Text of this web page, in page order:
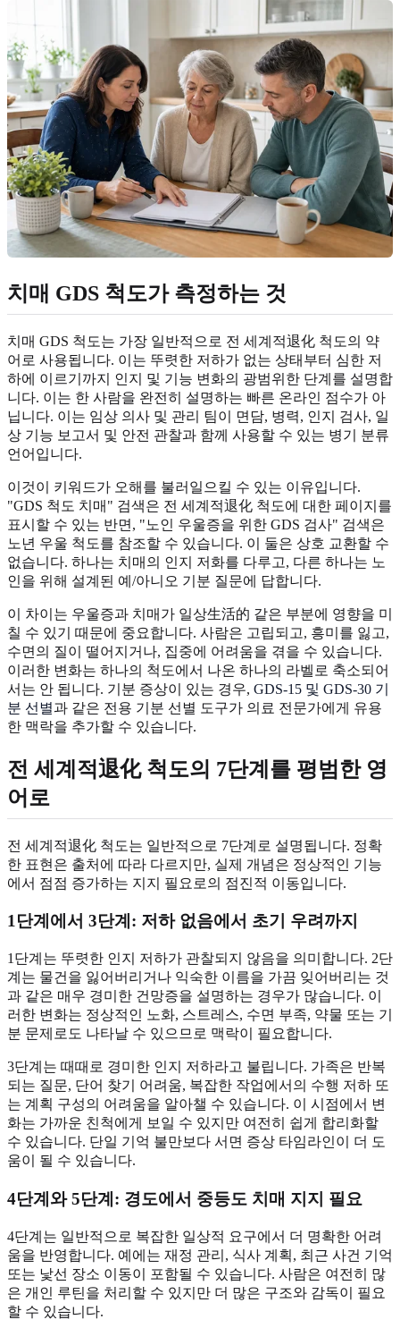
치매 GDS 척도가 측정하는 것
치매 GDS 척도는 가장 일반적으로 전 세계적退化 척도의 약
어로 사용됩니다. 이는 뚜렷한 저하가 없는 상태부터 심한 저
하에 이르기까지 인지 및 기능 변화의 광범위한 단계를 설명합
니다. 이는 한 사람을 완전히 설명하는 빠른 온라인 점수가 아
닙니다. 이는 임상 의사 및 관리 팀이 면담, 병력, 인지 검사, 일
상 기능 보고서 및 안전 관찰과 함께 사용할 수 있는 병기 분류
언어입니다.
이것이 키워드가 오해를 불러일으킬 수 있는 이유입니다.
"GDS 척도 치매" 검색은 전 세계적退化 척도에 대한 페이지를
표시할 수 있는 반면, "노인 우울증을 위한 GDS 검사" 검색은
노년 우울 척도를 참조할 수 있습니다. 이 둘은 상호 교환할 수
없습니다. 하나는 치매의 인지 저화를 다루고, 다른 하나는 노
인을 위해 설계된 예/아니오 기분 질문에 답합니다.
이 차이는 우울증과 치매가 일상生活的 같은 부분에 영향을 미
칠 수 있기 때문에 중요합니다. 사람은 고립되고, 흥미를 잃고,
수면의 질이 떨어지거나, 집중에 어려움을 겪을 수 있습니다.
이러한 변화는 하나의 척도에서 나온 하나의 라벨로 축소되어
서는 안 됩니다. 기분 증상이 있는 경우, GDS-15 및 GDS-30 기
분 선별과 같은 전용 기분 선별 도구가 의료 전문가에게 유용
한 맥락을 추가할 수 있습니다.
전 세계적退化 척도의 7단계를 평범한 영
어로
전 세계적退化 척도는 일반적으로 7단계로 설명됩니다. 정확
한 표현은 출처에 따라 다르지만, 실제 개념은 정상적인 기능
에서 점점 증가하는 지지 필요로의 점진적 이동입니다.
1단계에서 3단계: 저하 없음에서 초기 우려까지
1단계는 뚜렷한 인지 저하가 관찰되지 않음을 의미합니다. 2단
계는 물건을 잃어버리거나 익숙한 이름을 가끔 잊어버리는 것
과 같은 매우 경미한 건망증을 설명하는 경우가 많습니다. 이
러한 변화는 정상적인 노화, 스트레스, 수면 부족, 약물 또는 기
분 문제로도 나타날 수 있으므로 맥락이 필요합니다.
3단계는 때때로 경미한 인지 저하라고 불립니다. 가족은 반복
되는 질문, 단어 찾기 어려움, 복잡한 작업에서의 수행 저하 또
는 계획 구성의 어려움을 알아챌 수 있습니다. 이 시점에서 변
화는 가까운 친척에게 보일 수 있지만 여전히 쉽게 합리화할
수 있습니다. 단일 기억 불만보다 서면 증상 타임라인이 더 도
움이 될 수 있습니다.
4단계와 5단계: 경도에서 중등도 치매 지지 필요
4단계는 일반적으로 복잡한 일상적 요구에서 더 명확한 어려
움을 반영합니다. 예에는 재정 관리, 식사 계획, 최근 사건 기억
또는 낯선 장소 이동이 포함될 수 있습니다. 사람은 여전히 많
은 개인 루틴을 처리할 수 있지만 더 많은 구조와 감독이 필요
할 수 있습니다.